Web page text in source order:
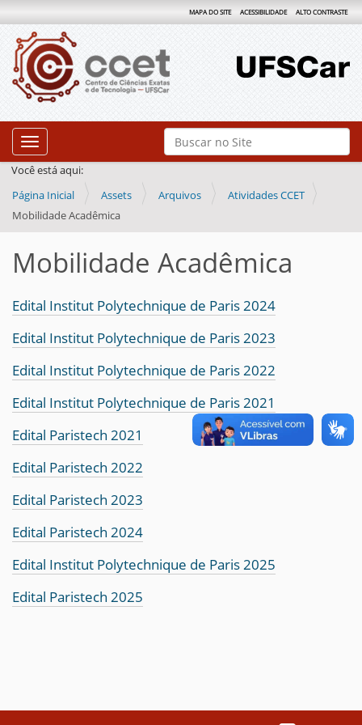
Busca
Busca Avançada…
MAPA DO SITE ACESSIBILIDADE ALTO CONTRASTE
Toggle navigation
Você está aqui:
Página Inicial
Assets Arquivos
Atividades CCET
Mobilidade Acadêmica
Mobilidade Acadêmica
Edital Institut Polytechnique de Paris 2024
Edital Institut Polytechnique de Paris 2023
Edital Institut Polytechnique de Paris 2022
Edital Institut Polytechnique de Paris 2021
Edital Paristech 2021
Edital Paristech 2022
Edital Paristech 2023
Edital Paristech 2024
Edital Institut Polytechnique de Paris 2025
Edital Paristech 2025